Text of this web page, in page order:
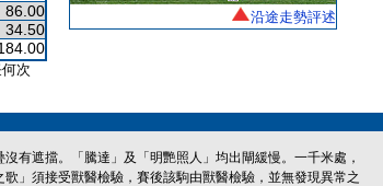
86.00
34.50
次
沿途走勢評述
有遮擋。「騰達」及「明艷照人」均出閘緩慢。一千米處，
」須接受獸醫檢驗，賽後該駒由獸醫檢驗，並無發現異常之